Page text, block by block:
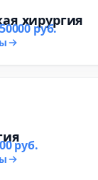
хирургия
руб.
руб.